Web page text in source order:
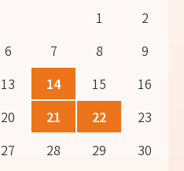
1
2
6 7 8
9
13 14 15
16
20 21 22
23
27 28 29
30